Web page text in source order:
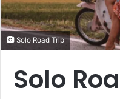
i
l
Solo Road Trip
Solo